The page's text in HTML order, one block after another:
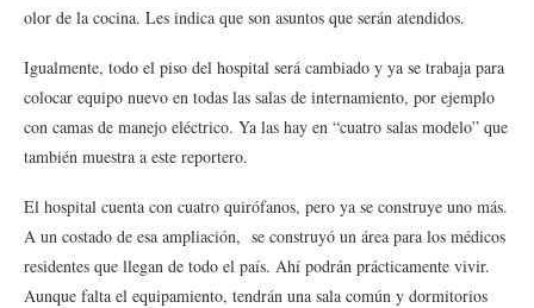
olor de la cocina. Les indica que son asuntos que serán atendidos.
Igualmente, todo el piso del hospital será cambiado y ya se trabaja para
colocar equipo nuevo en todas las salas de internamiento, por ejemplo
con camas de manejo eléctrico. Ya las hay en “cuatro salas modelo” que
también muestra a este reportero.
El hospital cuenta con cuatro quirófanos, pero ya se construye uno más.
A un costado de esa ampliación, se construyó un área para los médicos
residentes que llegan de todo el país. Ahí podrán prácticamente vivir.
Aunque falta el equipamiento, tendrán una sala común y dormitorios